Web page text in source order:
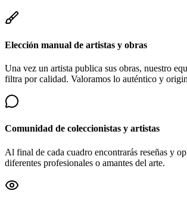
Elección manual de artistas y obras
Una vez un artista publica sus obras, nuestro
filtra por calidad. Valoramos lo auténtico y
Comunidad de coleccionistas y artistas
Al final de cada cuadro encontrarás reseñas y
diferentes profesionales o amantes del arte.